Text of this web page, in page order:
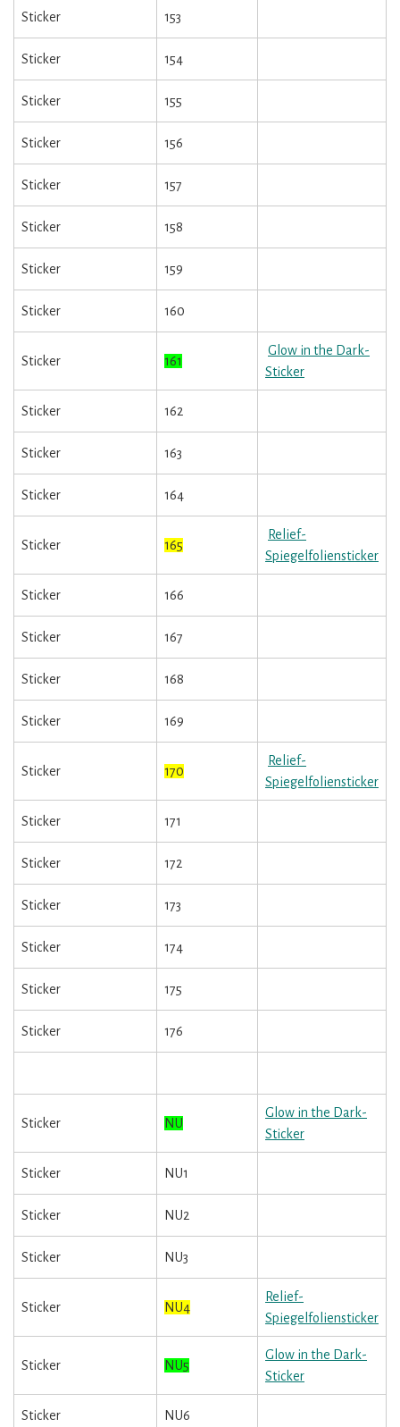
Sticker 153
Sticker 154
Sticker 155
Sticker 156
Sticker 157
Sticker 158
Sticker 159
Sticker 160
Sticker 161
Glow in the Dark-
Sticker
Sticker 162
Sticker 163
Sticker 164
Sticker 165
Relief-
Spiegelfoliensticker
Sticker 166
Sticker 167
Sticker 168
Sticker 169
Sticker 170
Relief-
Spiegelfoliensticker
Sticker 171
Sticker 172
Sticker 173
Sticker 174
Sticker 175
Sticker 176
Sticker NU
Glow in the Dark-
Sticker
Sticker NU1
Sticker NU2
Sticker NU3
Sticker NU4
Relief-
Spiegelfoliensticker
Sticker NU5
Glow in the Dark-
Sticker
Sticker NU6